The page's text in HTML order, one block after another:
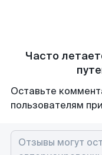
Часто
Оставьте
пользователям